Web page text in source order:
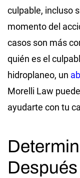
culpable, incluso
momento del
casos son más
quién es el
hidroplaneo, un
Morelli Law
ayudarte con tu